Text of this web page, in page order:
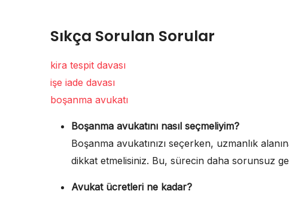
Sıkça Sorulan Sorular
kira tespit davası
işe iade davası
boşanma avukatı
Boşanma avukatını nasıl seçmeliyim?
Boşanma avukatınızı seçerken, uzmanlık
dikkat etmelisiniz. Bu, sürecin daha sorunsuz
Avukat ücretleri ne kadar?